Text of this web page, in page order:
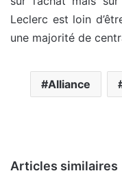
Leclerc est loin
une majorité de
Alliance
Articles similaires